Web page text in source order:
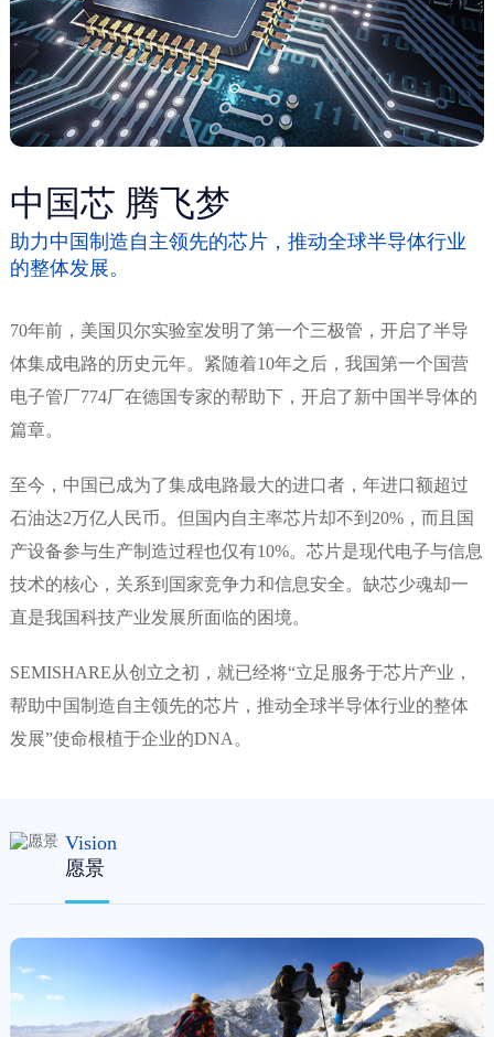
中国芯 腾飞梦
助力中国制造自主领先的芯片，推动全球半导体行业
的整体发展。
70年前，美国贝尔实验室发明了第一个三极管，开启了半导
体集成电路的历史元年。紧随着10年之后，我国第一个国营
电子管厂774厂在德国专家的帮助下，开启了新中国半导体的
篇章。
至今，中国已成为了集成电路最大的进口者，年进口额超过
石油达2万亿人民币。但国内自主率芯片却不到20%，而且国
产设备参与生产制造过程也仅有10%。芯片是现代电子与信息
技术的核心，关系到国家竞争力和信息安全。缺芯少魂却一
直是我国科技产业发展所面临的困境。
SEMISHARE从创立之初，就已经将“立足服务于芯片产业，
帮助中国制造自主领先的芯片，推动全球半导体行业的整体
发展”使命根植于企业的DNA。
Vision
愿景